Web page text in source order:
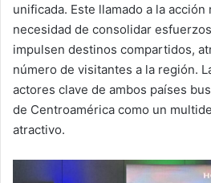
unificada. Este llamado a la acción
necesidad de consolidar
impulsen destinos compartidos,
número de visitantes a la región.
actores clave de ambos países
de Centroamérica como un
atractivo.